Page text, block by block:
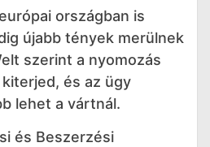
országban is
újabb tények merülnek
szerint a nyomozás
és az ügy
lehet a vártnál.
és Beszerzési